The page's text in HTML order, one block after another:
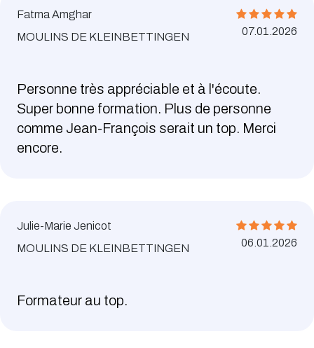
Fatma Amghar
MOULINS DE KLEINBETTINGEN
07.01.2026
Personne très appréciable et à l'écoute.
Super bonne formation. Plus de personne
comme Jean-François serait un top. Merci
encore.
Julie-Marie Jenicot
MOULINS DE KLEINBETTINGEN
06.01.2026
Formateur au top.